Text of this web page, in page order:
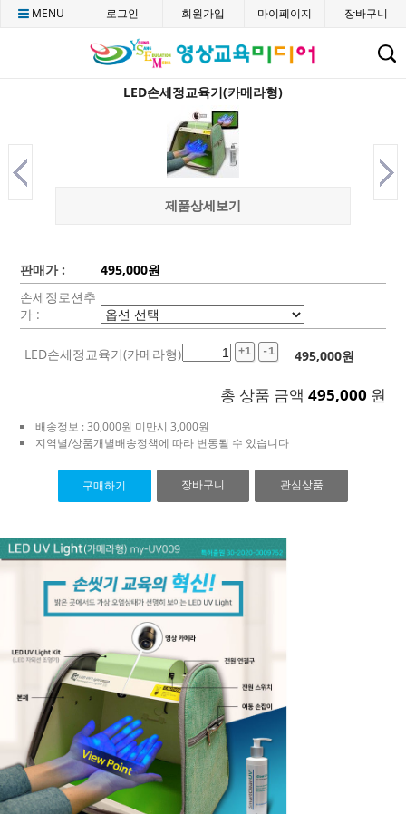
CMENU 로그인 회원가입 마이페이지 장바구니
LED손세정교육기(카메라형)
제품상세보기
판매가 :
495,000원
손세정로션추
가 :
LED손세정교육기(카메라형) +1 -1 495,000원
총 상품 금액 495,000 원
배송정보 : 30,000원 미만시 3,000원
지역별/상품개별배송정책에 따라 변동될 수 있습니다
구매하기 장바구니 관심상품